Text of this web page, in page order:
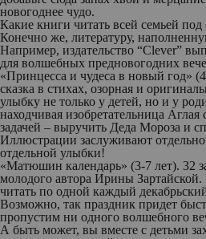
новогоднее чудо.
Какие книги читать всей семьей под
Конечно же, литературу,
Например, издательство “Clever”
для волшебных предновогодних
«Принцесса и чудеса в новый год»
сказка в стихах, озорная и
улыбку не только у детей, но и у
находчивая изобретательница Аглая
задачей – выручить Деда Мороза и
Иллюстрации заслуживают
отдельной улыбки!
«Матюшин календарь» (3-7 лет). 32
молодого автора Ирины Зартайской.
читать по одной каждый
Возможно, так праздник придет
пропустим ни одного волшебного
А быть может, вы вместе с детьми